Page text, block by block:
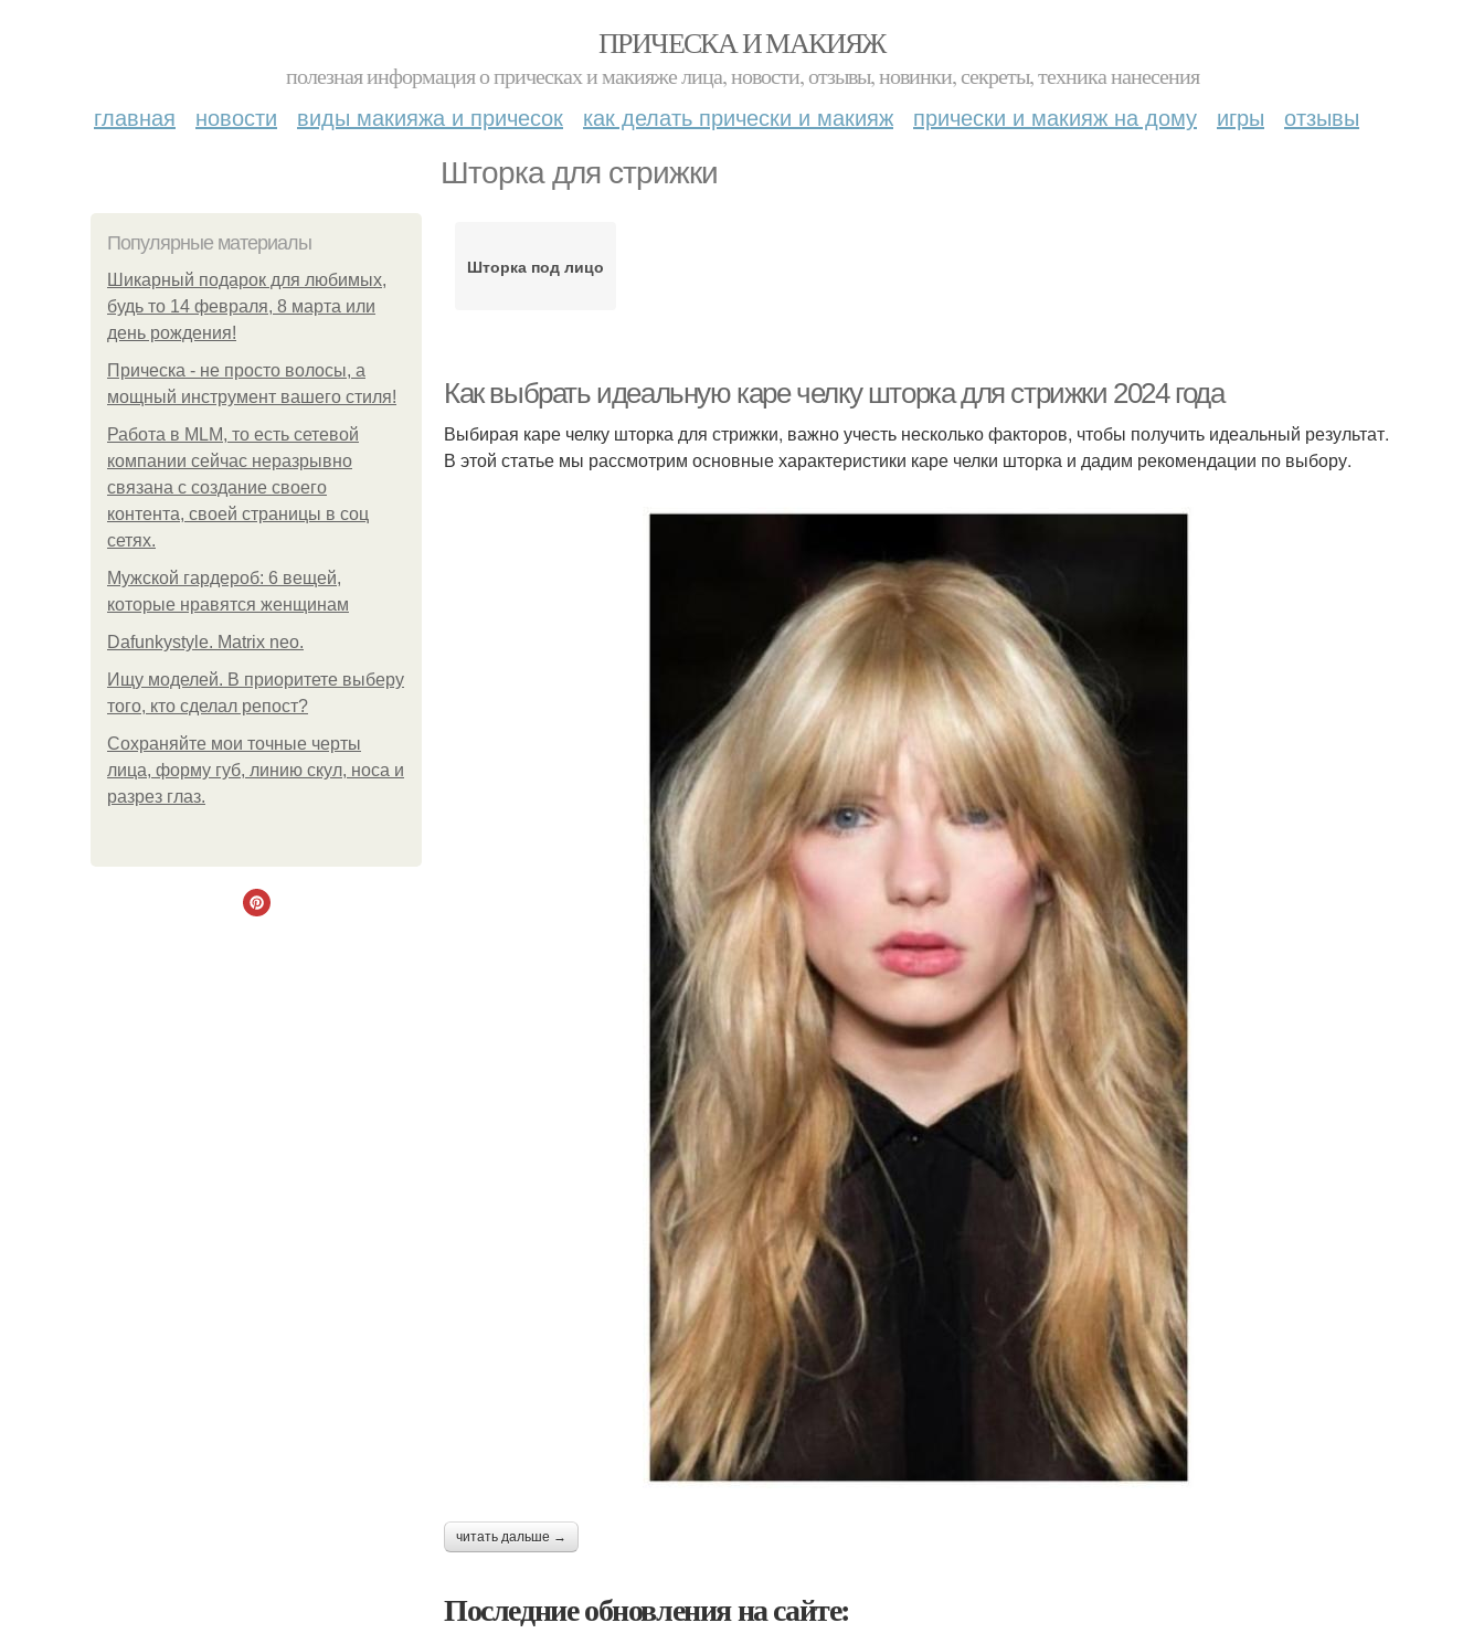
ПРИЧЕСКА И МАКИЯЖ
полезная информация о прическах и макияже лица, новости, отзывы, новинки, секреты, техника нанесения
главная новости виды макияжа и причесок как делать прически и макияж прически и макияж на дому игры отзывы
Шторка для стрижки
Популярные материалы
Шикарный подарок для любимых,
будь то 14 февраля, 8 марта или
день рождения!
Прическа - не просто волосы, а
мощный инструмент вашего стиля!
Работа в MLM, то есть сетевой
компании сейчас неразрывно
связана с создание своего
контента, своей страницы в соц
сетях.
Мужской гардероб: 6 вещей,
которые нравятся женщинам
Dafunkystyle. Matrix neo.
Ищу моделей. В приоритете выберу
того, кто сделал репост?
Сохраняйте мои точные черты
лица, форму губ, линию скул, носа и
разрез глаз.
Шторка под лицо
Как выбрать идеальную каре челку шторка для стрижки 2024 года
Выбирая каре челку шторка для стрижки, важно учесть несколько факторов, чтобы получить идеальный результат.
В этой статье мы рассмотрим основные характеристики каре челки шторка и дадим рекомендации по выбору.
читать дальше →
Последние обновления на сайте: